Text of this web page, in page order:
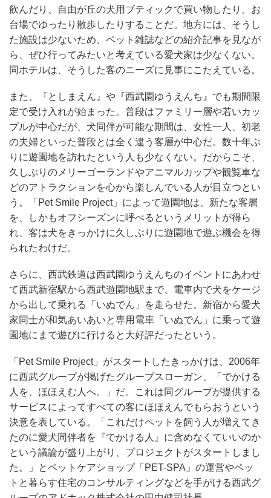
飲んだり、自由が丘の犬用ブティックで買い物したり、お
台場でゆったり散歩したりすることだ。地方には、そうし
た施設は少ないため、ペット雑誌などの紹介記事を見なが
ら、ぜひ行ってみたいと考えている愛犬家は少なくない。
同ホテルは、そうした客のニーズに見事にこたえている。
また、『としまえん』や『西武園ゆうえんち』でも期間限
定で受け入れが始まった。普段はファミリー層や若いカッ
プルが中心だが、犬同伴が可能な期間は、女性一人、初老
の夫婦といった普段とは全く違う客層が中心だ。数十年ぶ
りに遊園地を訪れたという人も少なくない。だからこそ、
久しぶりのメリーゴーランドやアニマルカップや観覧車な
どのアトラクションを心から楽しんでいる人が目立つとい
う。「Pet Smile Project」によって遊園地は、新たな客層
を、しかもオフシーズンに呼べるというメリットが得ら
れ、客は犬をきっかけに久しぶりに遊園地で遊ぶ機会を得
られたわけだ。
さらに、西武鉄道は西武園ゆうえんちのイベントにあわせ
て西武新宿駅から西武遊園地駅まで、電車内で犬をケージ
から出して乗れる「いぬでん」を走らせた。新宿から愛犬
家同士が和気あいあいと専用電車「いぬでん」に乗って遊
園地にまで遊びに行けると大好評だったという。
「Pet Smile Project」がスタートしたきっかけは、2006年
に西武グループが掲げたグループスローガン、「でかける
人を、ほほえむ人へ。」だ。これは同グループが提供する
サービスによってすべての客にほほえんでもらおうという
決意を表している。「これだけペットを飼う人が増えてき
たのに愛犬同伴者を『でかける人』に含めなくていいのか
という議論が盛り上がり、プロジェクトがスタートしまし
た。」とペットケアショップ「PET-SPA」の運営やペッ
トと暮らす住宅のコンサルティングなどを手がける西武グ